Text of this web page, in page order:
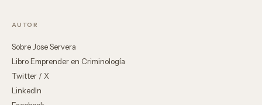
AUTOR
Sobre Jose Servera
Libro Emprender en Criminología
Twitter / X
LinkedIn